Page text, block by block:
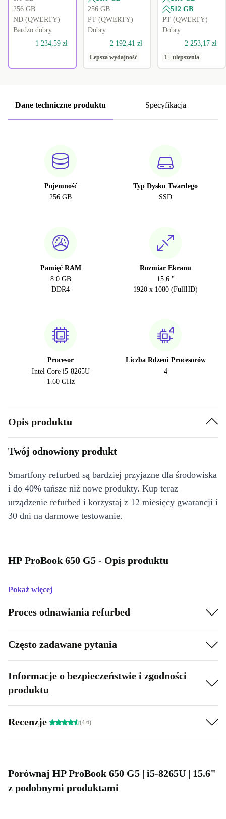
256 GB
ND (QWERTY)
Bardzo dobry
1 234,59 zł
256 GB
PT (QWERTY)
Dobry
2 192,41 zł
Lepsza wydajność
512 GB
PT (QWERTY)
Dobry
2 253,17 zł
1+ ulepszenia
Dane techniczne produktu Specyfikacja
Pojemność
256 GB
Typ Dysku Twardego
SSD
Pamięć RAM
8.0 GB
DDR4
Rozmiar Ekranu
15.6 "
1920 x 1080 (FullHD)
Procesor
Intel Core i5-8265U
1.60 GHz
Liczba Rdzeni Procesorów
4
Opis produktu
Twój odnowiony produkt
Smartfony refurbed są bardziej przyjazne dla środowiska
i do 40% tańsze niż nowe produkty. Kup teraz
urządzenie refurbed i korzystaj z 12 miesięcy gwarancji i
30 dni na darmowe testowanie.
HP ProBook 650 G5 - Opis produktu
Pokaż więcej
Proces odnawiania refurbed
Często zadawane pytania
Informacje o bezpieczeństwie i zgodności
produktu
Recenzje (4.6)
Porównaj HP ProBook 650 G5 | i5-8265U | 15.6"
z podobnymi produktami